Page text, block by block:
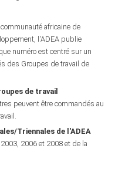
africaine de
l'ADEA publie
numéro est centré sur un
des Groupes de travail de
de travail
peuvent être commandés au
Triennales de l'ADEA
2006 et 2008 et de la